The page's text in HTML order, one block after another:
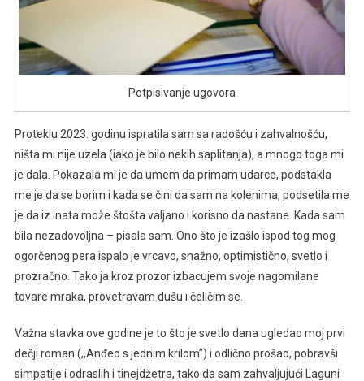
Potpisivanje ugovora
Proteklu 2023. godinu ispratila sam sa radošću i zahvalnošću,
ništa mi nije uzela (iako je bilo nekih saplitanja), a mnogo toga mi
je dala. Pokazala mi je da umem da primam udarce, podstakla
me je da se borim i kada se čini da sam na kolenima, podsetila me
je da iz inata može štošta valjano i korisno da nastane. Kada sam
bila nezadovoljna – pisala sam. Ono što je izašlo ispod tog mog
ogorčenog pera ispalo je vrcavo, snažno, optimistično, svetlo i
prozračno. Tako ja kroz prozor izbacujem svoje nagomilane
tovare mraka, provetravam dušu i čeličim se.
Važna stavka ove godine je to što je svetlo dana ugledao moj prvi
dečji roman (,,Anđeo s jednim krilom’’) i odlično prošao, pobravši
simpatije i odraslih i tinejdžetra, tako da sam zahvaljujući Laguni